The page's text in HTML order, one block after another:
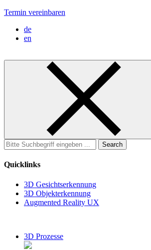
Termin vereinbaren
de
en
Search
for:
Quicklinks
3D Gesichtserkennung
3D Objekterkennung
Augmented Reality UX
3D Prozesse